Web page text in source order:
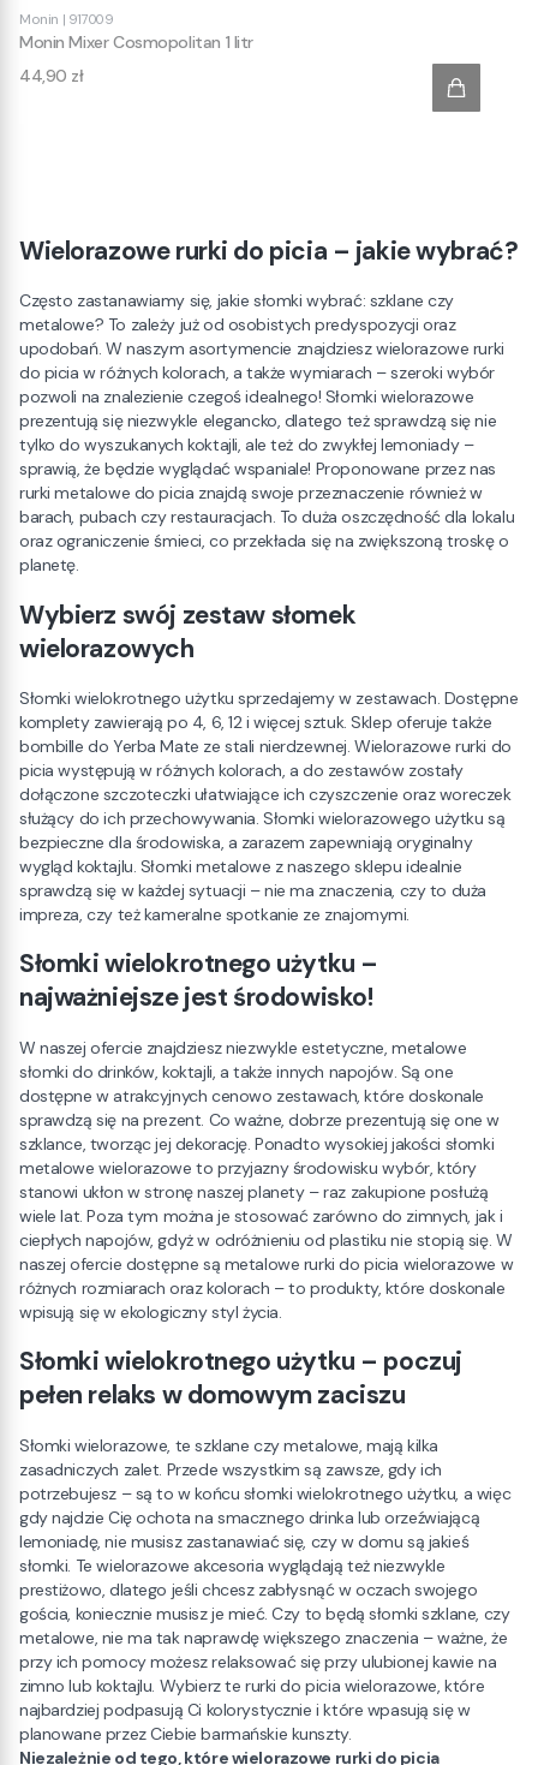
Monin | 917009
Monin Mixer Cosmopolitan 1 litr
Cena
44,90 zł
Wielorazowe rurki do picia – jakie wybrać?
Często zastanawiamy się, jakie słomki wybrać: szklane czy
metalowe? To zależy już od osobistych predyspozycji oraz
upodobań. W naszym asortymencie znajdziesz wielorazowe rurki
do picia w różnych kolorach, a także wymiarach – szeroki wybór
pozwoli na znalezienie czegoś idealnego! Słomki wielorazowe
prezentują się niezwykle elegancko, dlatego też sprawdzą się nie
tylko do wyszukanych koktajli, ale też do zwykłej lemoniady –
sprawią, że będzie wyglądać wspaniale! Proponowane przez nas
rurki metalowe do picia znajdą swoje przeznaczenie również w
barach, pubach czy restauracjach. To duża oszczędność dla lokalu
oraz ograniczenie śmieci, co przekłada się na zwiększoną troskę o
planetę.
Wybierz swój zestaw słomek
wielorazowych
Słomki wielokrotnego użytku sprzedajemy w zestawach. Dostępne
komplety zawierają po 4, 6, 12 i więcej sztuk. Sklep oferuje także
bombille do Yerba Mate ze stali nierdzewnej. Wielorazowe rurki do
picia występują w różnych kolorach, a do zestawów zostały
dołączone szczoteczki ułatwiające ich czyszczenie oraz woreczek
służący do ich przechowywania. Słomki wielorazowego użytku są
bezpieczne dla środowiska, a zarazem zapewniają oryginalny
wygląd koktajlu. Słomki metalowe z naszego sklepu idealnie
sprawdzą się w każdej sytuacji – nie ma znaczenia, czy to duża
impreza, czy też kameralne spotkanie ze znajomymi.
Słomki wielokrotnego użytku –
najważniejsze jest środowisko!
W naszej ofercie znajdziesz niezwykle estetyczne, metalowe
słomki do drinków, koktajli, a także innych napojów. Są one
dostępne w atrakcyjnych cenowo zestawach, które doskonale
sprawdzą się na prezent. Co ważne, dobrze prezentują się one w
szklance, tworząc jej dekorację. Ponadto wysokiej jakości słomki
metalowe wielorazowe to przyjazny środowisku wybór, który
stanowi ukłon w stronę naszej planety – raz zakupione posłużą
wiele lat. Poza tym można je stosować zarówno do zimnych, jak i
ciepłych napojów, gdyż w odróżnieniu od plastiku nie stopią się. W
naszej ofercie dostępne są metalowe rurki do picia wielorazowe w
różnych rozmiarach oraz kolorach – to produkty, które doskonale
wpisują się w ekologiczny styl życia.
Słomki wielokrotnego użytku – poczuj
pełen relaks w domowym zaciszu
Słomki wielorazowe, te szklane czy metalowe, mają kilka
zasadniczych zalet. Przede wszystkim są zawsze, gdy ich
potrzebujesz – są to w końcu słomki wielokrotnego użytku, a więc
gdy najdzie Cię ochota na smacznego drinka lub orzeźwiającą
lemoniadę, nie musisz zastanawiać się, czy w domu są jakieś
słomki. Te wielorazowe akcesoria wyglądają też niezwykle
prestiżowo, dlatego jeśli chcesz zabłysnąć w oczach swojego
gościa, koniecznie musisz je mieć. Czy to będą słomki szklane, czy
metalowe, nie ma tak naprawdę większego znaczenia – ważne, że
przy ich pomocy możesz relaksować się przy ulubionej kawie na
zimno lub koktajlu. Wybierz te rurki do picia wielorazowe, które
najbardziej podpasują Ci kolorystycznie i które wpasują się w
planowane przez Ciebie barmańskie kunszty.
Niezależnie od tego, które wielorazowe rurki do picia